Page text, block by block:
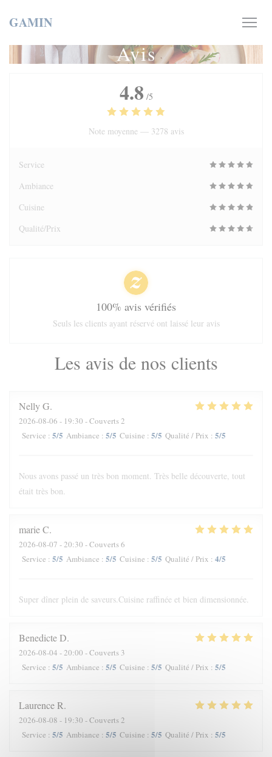
GAMIN
Avis
Les avis de nos clients
NellyG
2026-08-06 - 19:30 - Couverts 2
Service : 5/5 Ambiance : 5/5 Cuisine : 5/5 Qualité / Prix : 5/5
Nous avons passé un très bon moment. Très belle découverte, tout
était très bon.
marieC
2026-08-07 - 20:30 - Couverts 6
Service : 5/5 Ambiance : 5/5 Cuisine : 5/5 Qualité / Prix : 4/5
Super dîner plein de saveurs.Cuisine raffinée et bien dimensionnée.
BenedicteD
2026-08-04 - 20:00 - Couverts 3
Service : 5/5 Ambiance : 5/5 Cuisine : 5/5 Qualité / Prix : 5/5
LaurenceR
2026-08-08 - 19:30 - Couverts 2
Service : 5/5 Ambiance : 5/5 Cuisine : 5/5 Qualité / Prix : 5/5
4.8 /5
Note moyenne — 3278 avis
Service
Ambiance
Cuisine
Qualité/Prix
100% avis vérifiés
Seuls les clients ayant réservé ont laissé leur avis